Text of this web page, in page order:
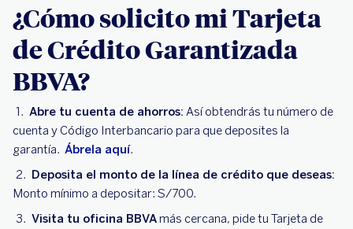
¿Cómo solicito mi Tarjeta
de Crédito Garantizada
BBVA?
Abre tu cuenta de ahorros: Así obtendrás tu número de
cuenta y Código Interbancario para que deposites la
garantía. Ábrela aquí.
Deposita el monto de la línea de crédito que deseas:
Monto mínimo a depositar: S/700.
Visita tu oficina BBVAmás cercana, pide tu Tarjeta de